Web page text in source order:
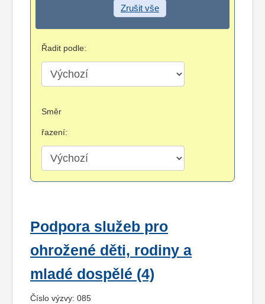
Zrušit vše
Řadit podle:
Směr
řazení:
Podpora služeb pro
ohrožené děti, rodiny a
mladé dospělé (4)
Číslo výzvy: 085